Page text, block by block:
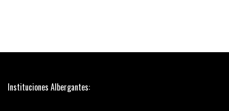
Instituciones Albergantes: